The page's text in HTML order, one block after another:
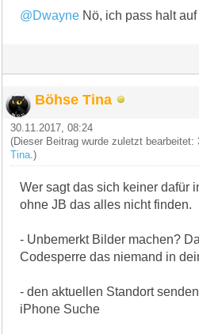
@Dwayne Nö, ich pass halt
Böhse Tina
30.11.2017, 08:24
(Dieser Beitrag wurde zuletzt bearbeitet:
Tina .)
Wer sagt das sich keiner dafür
ohne JB das alles nicht finden.
- Unbemerkt Bilder machen?
Codesperre das niemand in
- den aktuellen Standort
iPhone Suche